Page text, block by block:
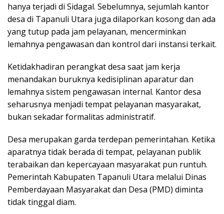
hanya terjadi di Sidagal. Sebelumnya, sejumlah kantor
desa di Tapanuli Utara juga dilaporkan kosong dan ada
yang tutup pada jam pelayanan, mencerminkan
lemahnya pengawasan dan kontrol dari instansi terkait.
Ketidakhadiran perangkat desa saat jam kerja
menandakan buruknya kedisiplinan aparatur dan
lemahnya sistem pengawasan internal. Kantor desa
seharusnya menjadi tempat pelayanan masyarakat,
bukan sekadar formalitas administratif.
Desa merupakan garda terdepan pemerintahan. Ketika
aparatnya tidak berada di tempat, pelayanan publik
terabaikan dan kepercayaan masyarakat pun runtuh.
Pemerintah Kabupaten Tapanuli Utara melalui Dinas
Pemberdayaan Masyarakat dan Desa (PMD) diminta
tidak tinggal diam.